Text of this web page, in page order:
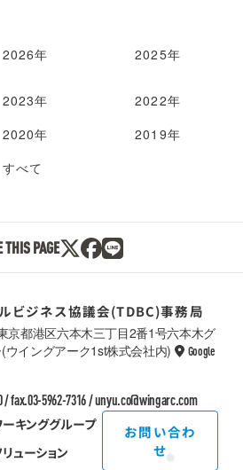
2026年 2025年
2023年
2022年
2020年
2019年
すべて
THIS PAGE
ビジネス協議会(TDBC)事務局
京都港区六本木三丁目2番1号六本木グ
ウイングアーク1st株式会社内)
Google
/ fax.03-5962-7316 /unyu.co@wingarc.com
ーキンググループ
ューション
お問い合わ
せ